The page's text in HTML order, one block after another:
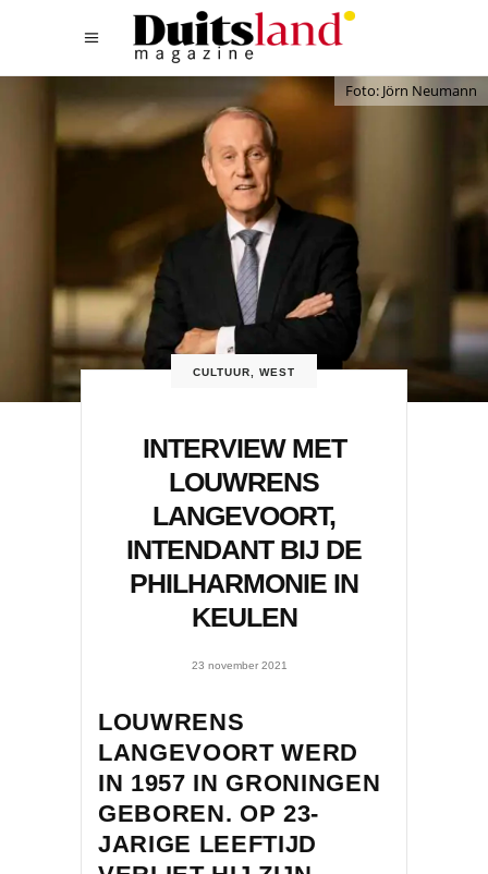
Foto: Jörn Neumann
CULTUUR WEST
INTERVIEW MET
LOUWRENS
LANGEVOORT,
INTENDANT BIJ DE
PHILHARMONIE IN
KEULEN
23 november 2021
LOUWRENS
LANGEVOORT WERD
IN 1957 IN GRONINGEN
GEBOREN. OP 23-
JARIGE LEEFTIJD